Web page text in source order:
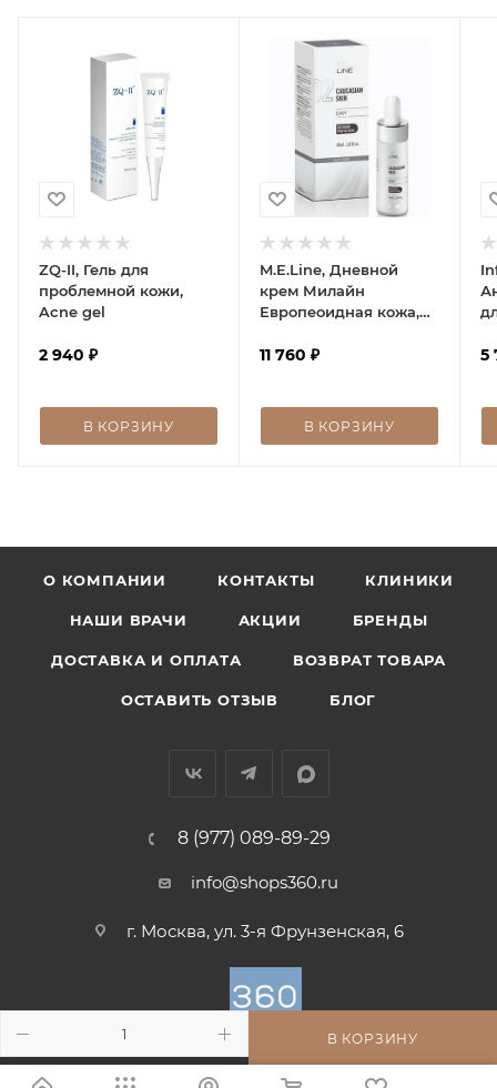
В КОРЗИНУ
ZQ-II, Гель для
проблемной кожи,
Acne gel
2 940 ₽
В КОРЗИНУ
M.E.Line, Дневной
крем Милайн
Европеоидная кожа,
Skin Day, 30 мл
11 760 ₽
В КОРЗИНУ
5
О КОМПАНИИ КОНТАКТЫ КЛИНИКИ
НАШИ ВРАЧИ АКЦИИ БРЕНДЫ
ДОСТАВКА И ОПЛАТА ВОЗВРАТ ТОВАРА
ОСТАВИТЬ ОТЗЫВ БЛОГ
8 (977) 089-89-29
info@shops360.ru
г. Москва, ул. 3-я Фрунзенская, 6
ПОЛИТИКА КОНФИДЕНЦИАЛЬНОСТИ